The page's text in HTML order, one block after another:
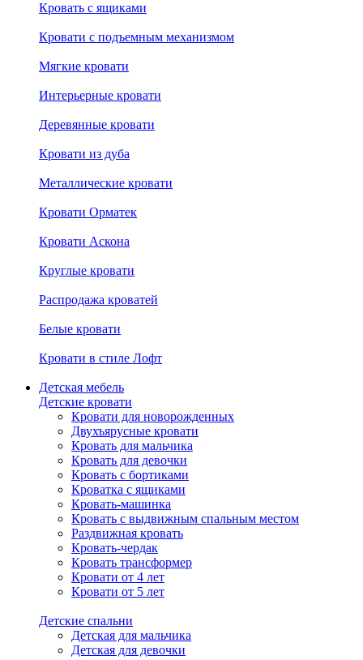
Кровать с ящиками
Кровати с подъемным механизмом
Мягкие кровати
Интерьерные кровати
Деревянные кровати
Кровати из дуба
Металлические кровати
Кровати Орматек
Кровати Аскона
Круглые кровати
Распродажа кроватей
Белые кровати
Кровати в стиле Лофт
Детская мебель
Детские кровати
Кровати для новорожденных
Двухъярусные кровати
Кровать для мальчика
Кровать для девочки
Кровать с бортиками
Кроватка с ящиками
Кровать-машинка
Кровать с выдвижным спальным местом
Раздвижная кровать
Кровать-чердак
Кровать трансформер
Кровати от 4 лет
Кровати от 5 лет
Детские спальни
Детская для мальчика
Детская для девочки